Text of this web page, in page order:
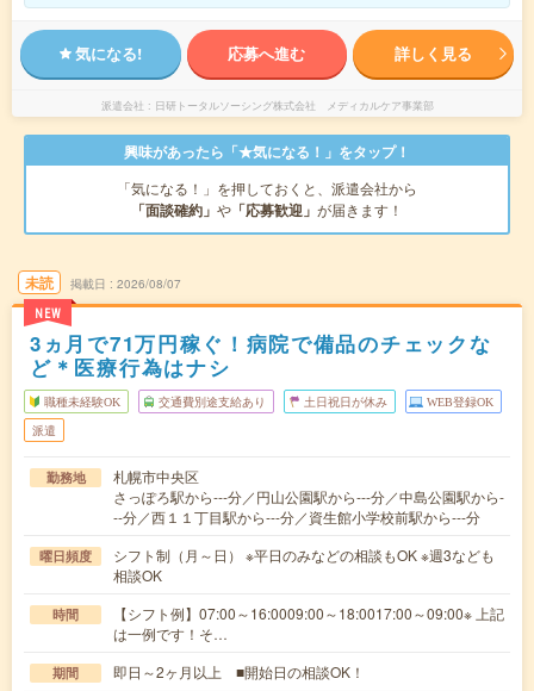
気になる! 応募へ進む 詳しく見る
派遣会社 日研トータルソーシング株式会社 メディカルケア事業部
興味があったら「★気になる！」をタップ！
「気になる！」を押しておくと、派遣会社から
「面談確約」 や 「応募歓迎」 が届きます！
未読
NEW
掲載日 2026/08/07
3ヵ月で71万円稼ぐ！病院で備品のチェックな
ど＊医療行為はナシ
職種未経験OK 交通費別途支給あり 土日祝日が休み WEB登録OK
派遣
勤務地
札幌市中央区
さっぽろ駅から---分／円山公園駅から---分／中島公園駅から-
--分／西１１丁目駅から---分／資生館小学校前駅から---分
曜日頻度
シフト制（月～日） ※平日のみなどの相談もOK ※週3なども
相談OK
時間
【シフト例】07:00～16:0009:00～18:0017:00～09:00※ 上記
は一例です！そ…
期間 即日～2ヶ月以上 ■開始日の相談OK！